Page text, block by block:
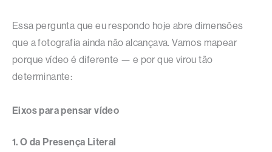
Essa pergunta que eu respondo hoje abre dimensões
que a fotografia ainda não alcançava. Vamos mapear
porque vídeo é diferente — e por que virou tão
determinante:
Eixos para pensar vídeo
1. O da Presença Literal